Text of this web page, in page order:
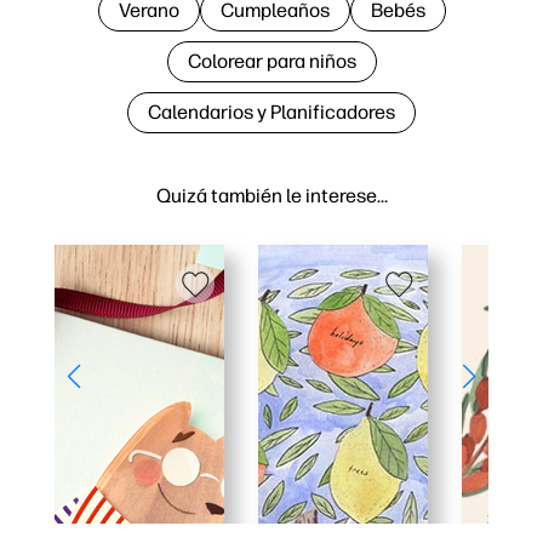
Quizá también le interese…
Verano Cumpleaños Bebés
Colorear para niños
Calendarios y Planificadores